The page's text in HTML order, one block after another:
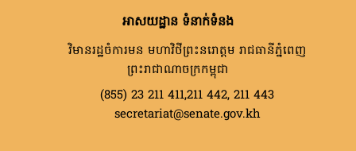
អាសយដ្ឋាន ទំនាក់ទំនង
វិមានរដ្ឋចំការមន មហាវិថីព្រះនរោត្តម រាជធានីភ្នំពេញ
ព្រះរាជាណាចក្រកម្ពុជា
(855) 23 211 411,211 442, 211 443
secretariat@senate.gov.kh